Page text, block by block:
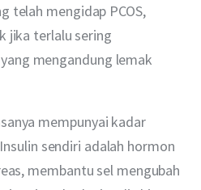
telah mengidap PCOS,
jika terlalu sering
mengandung lemak
mempunyai kadar
sendiri adalah hormon
membantu sel mengubah